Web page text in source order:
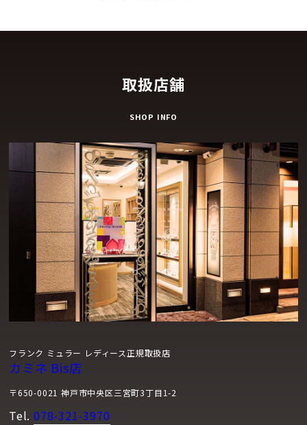
取扱店舗
SHOP INFO
フランク ミュラー レディース正規取扱店
カミネ Bis店
〒650-0021 神戸市中央区三宮町3丁目1-2
Tel. 078-321-3970